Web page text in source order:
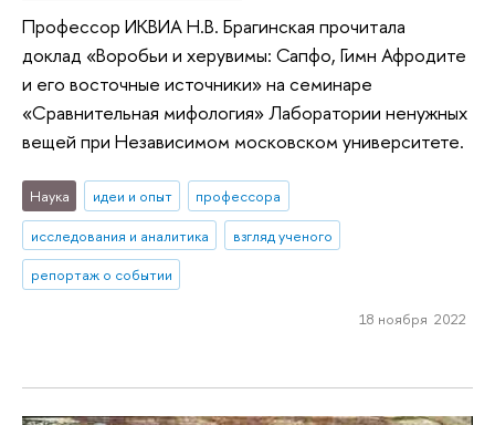
Профессор ИКВИА Н.В. Брагинская прочитала
доклад «Воробьи и херувимы: Сапфо, Гимн Афродите
и его восточные источники» на семинаре
«Сравнительная мифология» Лаборатории ненужных
вещей при Независимом московском университете.
Наука идеи и опыт
профессора
исследования и аналитика
взгляд ученого
репортаж о событии
18 ноября 2022